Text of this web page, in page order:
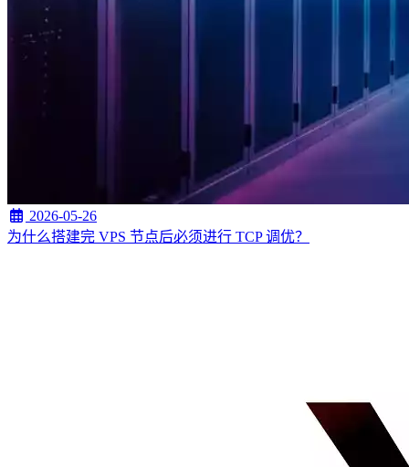
2026-05-26
为什么搭建完 VPS 节点后必须进行 TCP 调优？